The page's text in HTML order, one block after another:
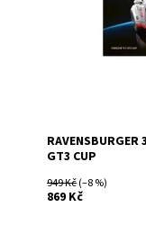
RAVENSBURGER
GT3 CUP
949 Kč(–8 %)
869 Kč